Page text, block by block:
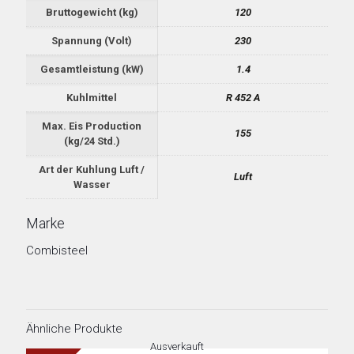
Bruttogewicht (kg) 120
Spannung (Volt) 230
Gesamtleistung (kW) 1.4
Kuhlmittel R 452 A
Max. Eis Production
(kg/24 Std.)
155
Art der Kuhlung Luft /
Wasser
Luft
Marke
Combisteel
Ähnliche Produkte
Ausverkauft